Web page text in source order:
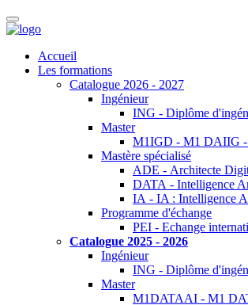
Accueil
Les formations
Catalogue 2026 - 2027
Ingénieur
ING - Diplôme
Master
M1IGD - M1 DAIIG -
Mastère spécialisé
ADE - Architecte
DATA - Intelligence
IA - IA : Intelligence
Programme d'échange
PEI - Echange
Catalogue 2025 - 2026
Ingénieur
ING - Diplôme
Master
M1DATAAI - M1